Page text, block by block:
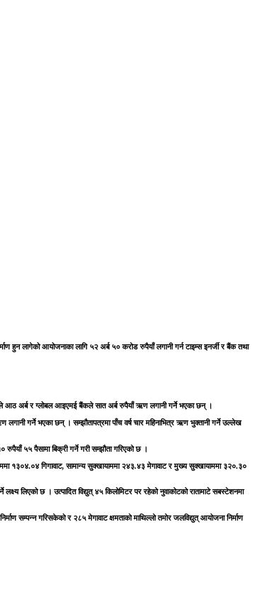
हुन लागेको आयोजनाका लागि ५२ अर्ब ५० करोड रुपैयाँ लगानी गर्न टाइम्स इनर्जी र बैंक तथा
आठ अर्ब र ग्लोबल आइएमई बैंकले सात अर्ब रुपैयाँ ऋण लगानी गर्ने भएका छन् ।
गर्ने भएका छन् । सम्झौतापत्रमा पाँच वर्ष चार महिनाभित्र ऋण भुक्तानी गर्ने उल्लेख
रुपैयाँ ५५ पैसामा बिक्री गर्ने गरी सम्झौता गरिएको छ ।
१३०४.०४ गिगावाट, सामान्य सुक्खायाममा २४३.४३ मेगावाट र मुख्य सुक्खायाममा ३२०.३०
लिएको छ । उत्पादित विद्युत् ४५ किलोमिटर पर रहेको नुवाकोटको रातामाटे सबस्टेशनमा
सम्पन्न गरिसकेको र २८५ मेगावाट क्षमताको माथिल्लो तमोर जलविद्युत् आयोजना निर्माण